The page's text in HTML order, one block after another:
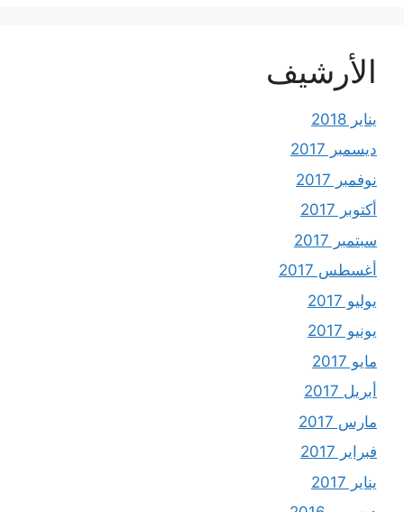
الأرشيف
يناير 2018
ديسمبر 2017
نوفمبر 2017
أكتوبر 2017
سبتمبر 2017
أغسطس 2017
يوليو 2017
يونيو 2017
مايو 2017
أبريل 2017
مارس 2017
فبراير 2017
يناير 2017